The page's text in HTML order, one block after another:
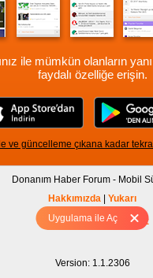
Uygulama ile Aç
ile mümkün olanların
faydalı özelliğe erişin.
ve güncelleme çıkana kadar
Donanım Haber Forum - Mobil
Hakkımızda | Yukarı
Tam sürüm için Tıklayınız
Version: 1.1.2306